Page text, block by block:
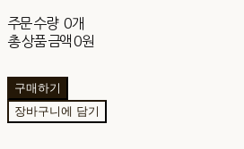
주문 수량 0개
총 상품 금액 0원
구매하기
장바구니에 담기